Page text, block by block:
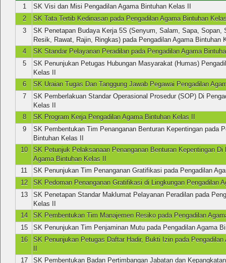
1
SK Visi dan Misi Pengadilan Agama Bintuhan Kelas II
2
SK Tata Tertib Kedinasan pada Pengadilan Agama Bintuhan
3
SK Penetapan Budaya Kerja 5S (Senyum, Salam, Sapa, Sopan,
Resik, Rawat, Rajin, Ringkas) pada Pengadilan Agama Bintuhan
4
SK Standar Pelayanan Peradilan pada Pengadilan Agama
5
SK Penunjukan Petugas Hubungan Masyarakat (Humas)
Kelas II
6
SK Uraian Tugas Dan Tanggung Jawab Pegawai Pengadilan
7
SK Pemberlakuan Standar Operasional Prosedur (SOP) Di
Kelas II
8
SK Program Kerja Pengadilan Agama Bintuhan Kelas II
9
SK Pembentukan Tim Penanganan Benturan Kepentingan pada
Bintuhan Kelas II
10
SK Petunjuk Pelaksanaan Penanganan Benturan Kepentingan Di
Agama Bintuhan Kelas II
11
SK Penunjukan Tim Penanganan Gratifikasi pada Pengadilan
12
SK Pedoman Penanganan Gratifikasi di Lingkungan Pengadilan
13
SK Penetapan Standar Maklumat Pelayanan Peradilan pada
Kelas II
14
SK Pembentukan Tim Manajemen Resiko pada Pengadilan
15
SK Penunjukan Tim Penjaminan Mutu pada Pengadilan Agama
16
SK Penunjukan Petugas Daftar Hadir, Bukti Izin pada
II
17
SK Pembentukan Badan Pertimbangan Jabatan dan